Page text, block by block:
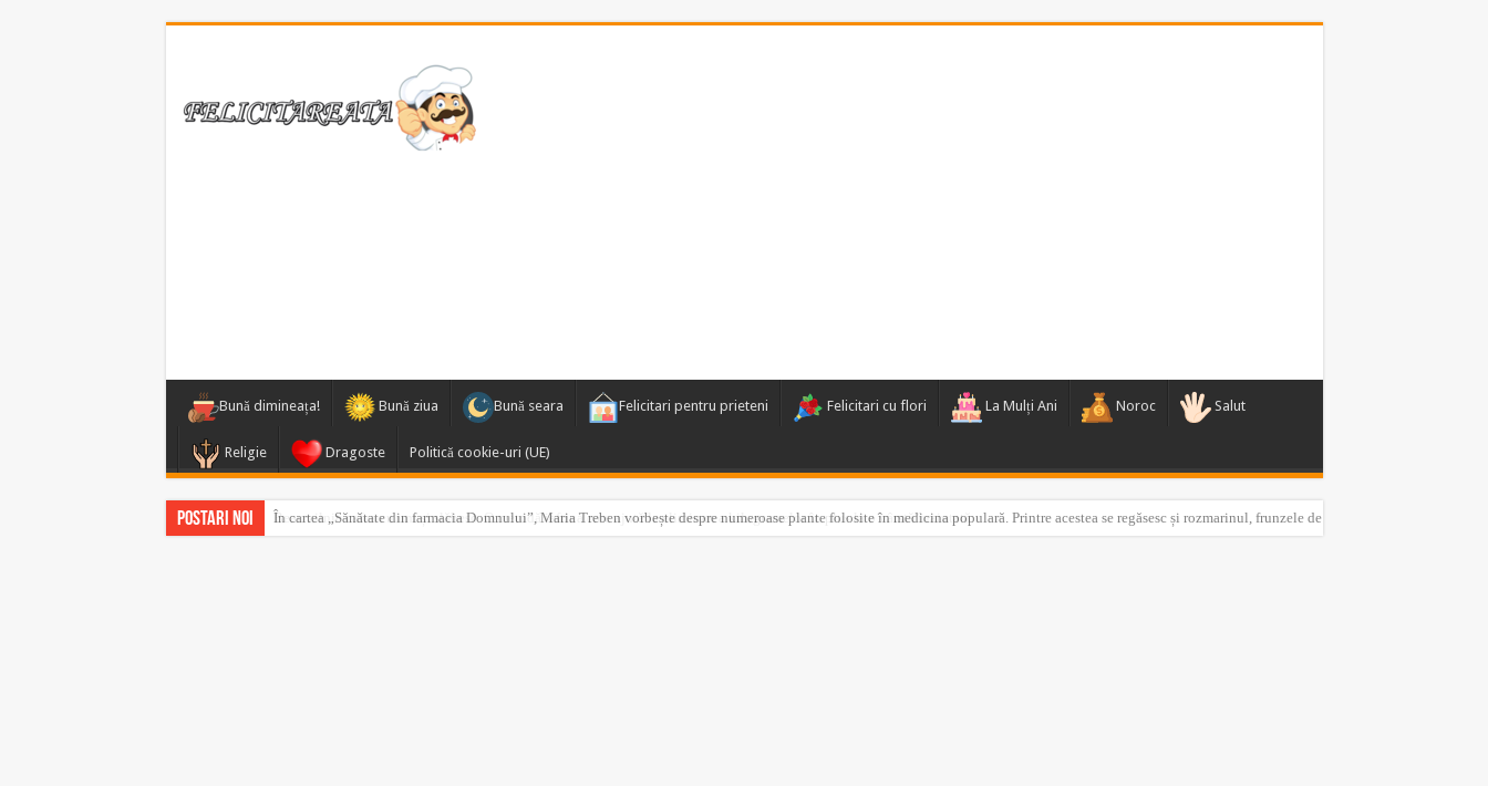
Bună dimineața! Bună ziua Bună seara Felicitari pentru prieteni Felicitari cu flori La Mulți Ani Noroc Salut
Religie Dragoste Politică cookie-uri (UE)
Postari noi Beau zilnic cafea cu unt și slăbesc. O metodă ieftină care ajută la eliminarea kilogramelor în plus la o vârstă înaintată